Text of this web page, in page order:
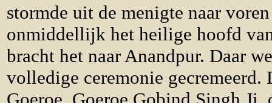
stormde uit de menigte naar
onmiddellijk het heilige hoofd
bracht het naar Anandpur. Daar
volledige ceremonie gecremeerd.